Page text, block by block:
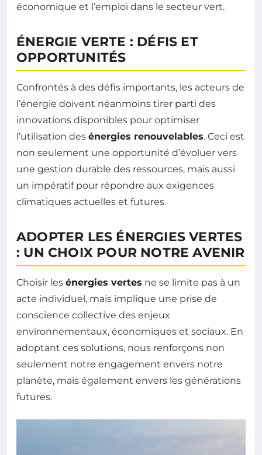
économique et l’emploi dans le secteur vert.
ÉNERGIE VERTE : DÉFIS ET
OPPORTUNITÉS
Confrontés à des défis importants, les acteurs de
l’énergie doivent néanmoins tirer parti des
innovations disponibles pour optimiser
l’utilisation des énergies renouvelables. Ceci est
non seulement une opportunité d’évoluer vers
une gestion durable des ressources, mais aussi
un impératif pour répondre aux exigences
climatiques actuelles et futures.
ADOPTER LES ÉNERGIES VERTES
: UN CHOIX POUR NOTRE AVENIR
Choisir les énergies vertes ne se limite pas à un
acte individuel, mais implique une prise de
conscience collective des enjeux
environnementaux, économiques et sociaux. En
adoptant ces solutions, nous renforçons non
seulement notre engagement envers notre
planète, mais également envers les générations
futures.